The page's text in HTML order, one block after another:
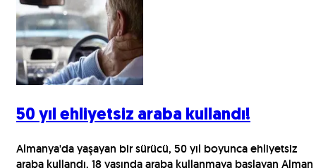
50 yıl ehliyetsiz araba kullandı!
Almanya'da yaşayan bir sürücü, 50 yıl boyunca ehliyetsiz
araba kullandı. 18 yaşında araba kullanmaya başlayan Alman